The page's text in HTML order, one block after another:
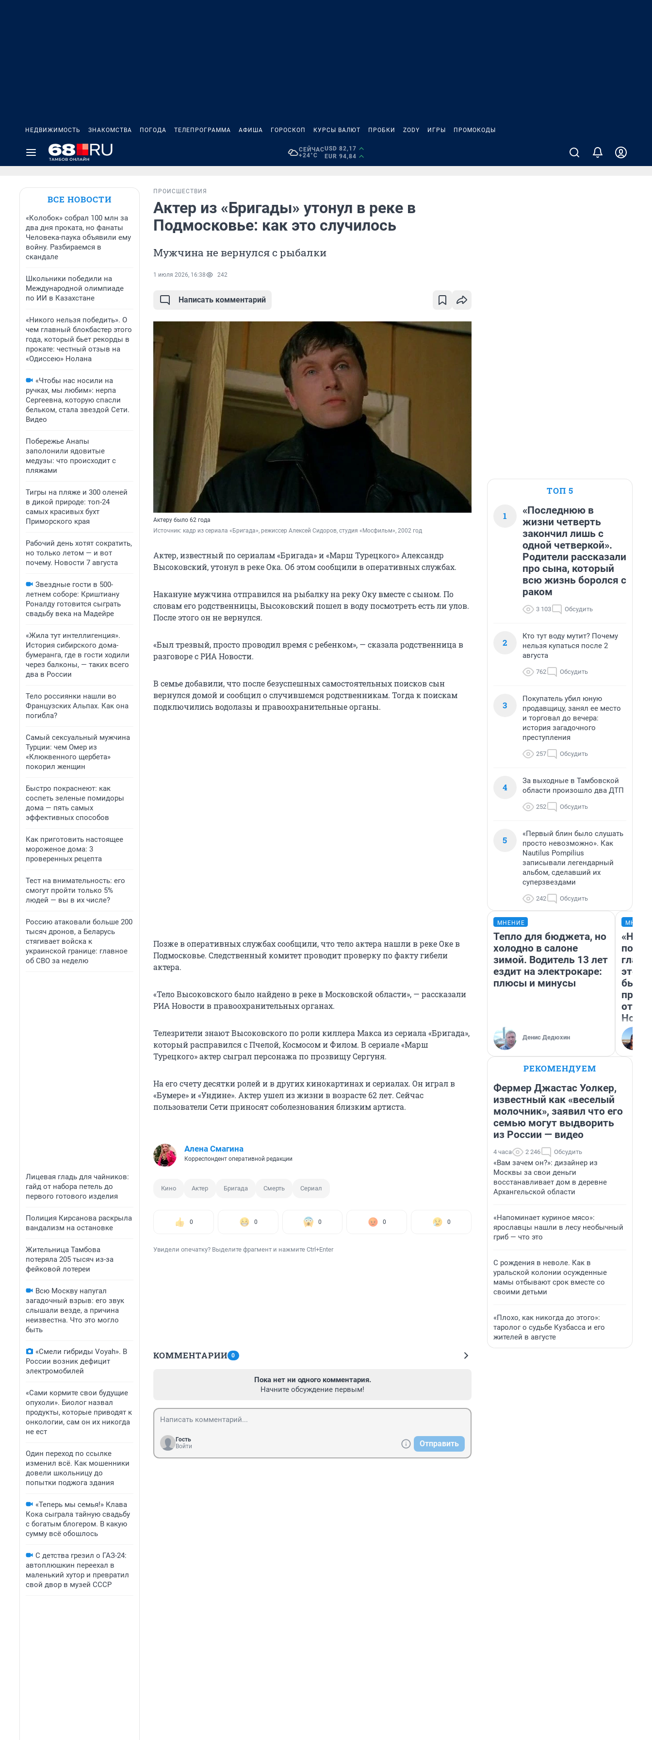
НЕДВИЖИМОСТЬ ЗНАКОМСТВА ПОГОДА ТЕЛЕПРОГРАММА АФИША ГОРОСКОП КУРСЫ ВАЛЮТ ПРОБКИ ZODY ИГРЫ ПРОМОКОДЫ
СЕЙЧАС
+24°C
USD 82,17
EUR 94,84
ВСЕ НОВОСТИ
«Колобок» собрал 100 млн за
два дня проката, но фанаты
Человека-паука объявили ему
войну. Разбираемся в
скандале
Школьники победили на
Международной олимпиаде
по ИИ в Казахстане
«Никого нельзя победить». О
чем главный блокбастер этого
года, который бьет рекорды в
прокате: честный отзыв на
«Одиссею» Нолана
«Чтобы нас носили на
ручках, мы любим»: нерпа
Сергеевна, которую спасли
бельком, стала звездой Сети.
Видео
Побережье Анапы
заполонили ядовитые
медузы: что происходит с
пляжами
Тигры на пляже и 300 оленей
в дикой природе: топ-24
самых красивых бухт
Приморского края
Рабочий день хотят сократить,
но только летом — и вот
почему. Новости 7 августа
Звездные гости в 500-
летнем соборе: Криштиану
Роналду готовится сыграть
свадьбу века на Мадейре
«Жила тут интеллигенция».
История сибирского дома-
бумеранга, где в гости ходили
через балконы, — таких всего
два в России
Тело россиянки нашли во
Французских Альпах. Как она
погибла?
Самый сексуальный мужчина
Турции: чем Омер из
«Клюквенного щербета»
покорил женщин
Быстро покраснеют: как
соспеть зеленые помидоры
дома — пять самых
эффективных способов
Как приготовить настоящее
мороженое дома: 3
проверенных рецепта
Тест на внимательность: его
смогут пройти только 5%
людей — вы в их числе?
Россию атаковали больше 200
тысяч дронов, а Беларусь
стягивает войска к
украинской границе: главное
об СВО за неделю
Лицевая гладь для чайников:
гайд от набора петель до
первого готового изделия
Полиция Кирсанова раскрыла
вандализм на остановке
Жительница Тамбова
потеряла 205 тысяч из-за
фейковой лотереи
Всю Москву напугал
загадочный взрыв: его звук
слышали везде, а причина
неизвестна. Что это могло
быть
«Смели гибриды Voyah». В
России возник дефицит
электромобилей
«Сами кормите свои будущие
опухоли». Биолог назвал
продукты, которые приводят к
онкологии, сам он их никогда
не ест
Один переход по ссылке
изменил всё. Как мошенники
довели школьницу до
попытки поджога здания
«Теперь мы семья!» Клава
Кока сыграла тайную свадьбу
с богатым блогером. В какую
сумму всё обошлось
С детства грезил о ГАЗ-24:
автоплюшкин переехал в
маленький хутор и превратил
свой двор в музей СССР
ПРОИСШЕСТВИЯ
Актер из «Бригады» утонул в реке в
Подмосковье: как это случилось
Мужчина не вернулся с рыбалки
1 июля 2026, 16:38 242
Написать комментарий
Актеру было 62 года
Источник: кадр из сериала «Бригада», режиссер Алексей Сидоров, студия «Мосфильм», 2002 год
Актер, известный по сериалам «Бригада» и «Марш Турецкого» Александр
Высоковский, утонул в реке Ока. Об этом сообщили в оперативных службах.
Накануне мужчина отправился на рыбалку на реку Оку вместе с сыном. По
словам его родственницы, Высоковский пошел в воду посмотреть есть ли улов.
После этого он не вернулся.
«Был трезвый, просто проводил время с ребенком», — сказала родственница в
разговоре с РИА Новости.
В семье добавили, что после безуспешных самостоятельных поисков сын
вернулся домой и сообщил о случившемся родственникам. Тогда к поискам
подключились водолазы и правоохранительные органы.
Позже в оперативных службах сообщили, что тело актера нашли в реке Оке в
Подмосковье. Следственный комитет проводит проверку по факту гибели
актера.
«Тело Высоковского было найдено в реке в Московской области», — рассказали
РИА Новости в правоохранительных органах.
Телезрители знают Высоковского по роли киллера Макса из сериала «Бригада»,
который расправился с Пчелой, Космосом и Филом. В сериале «Марш
Турецкого» актер сыграл персонажа по прозвищу Сергуня.
На его счету десятки ролей и в других кинокартинах и сериалах. Он играл в
«Бумере» и «Ундине». Актер ушел из жизни в возрасте 62 лет. Сейчас
пользователи Сети приносят соболезнования близким артиста.
Алена Смагина
Корреспондент оперативной редакции
Кино Актер Бригада Смерть Сериал
0 0 0 0 0
Увидели опечатку? Выделите фрагмент и нажмите Ctrl+Enter
КОММЕНТАРИИ 0
Пока нет ни одного комментария.
Начните обсуждение первым!
Гость
Войти
Отправить
ТОП 5
1
«Последнюю в
жизни четверть
закончил лишь с
одной четверкой».
Родители рассказали
про сына, который
всю жизнь боролся с
раком
3 103 Обсудить
2
Кто тут воду мутит? Почему
нельзя купаться после 2
августа
762 Обсудить
3
Покупатель убил юную
продавщицу, занял ее место
и торговал до вечера:
история загадочного
преступления
257 Обсудить
4
За выходные в Тамбовской
области произошло два ДТП
252 Обсудить
5
«Первый блин было слушать
просто невозможно». Как
Nautilus Pompilius
записывали легендарный
альбом, сделавший их
суперзвездами
242 Обсудить
МНЕНИЕ
Тепло для бюджета, но
холодно в салоне
зимой. Водитель 13 лет
ездит на электрокаре:
плюсы и минусы
Денис Дедюхин
этого
бьет
РЕКОМЕНДУЕМ
Фермер Джастас Уолкер,
известный как «веселый
молочник», заявил что его
семью могут выдворить
из России — видео
4 часа 2 246 Обсудить
«Вам зачем он?»: дизайнер из
Москвы за свои деньги
восстанавливает дом в деревне
Архангельской области
«Напоминает куриное мясо»:
ярославцы нашли в лесу необычный
гриб — что это
С рождения в неволе. Как в
уральской колонии осужденные
мамы отбывают срок вместе со
своими детьми
«Плохо, как никогда до этого»:
таролог о судьбе Кузбасса и его
жителей в августе